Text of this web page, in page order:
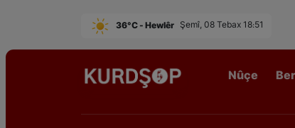
36°C - Hewlêr Şemî, 08 Tebax 18:51
Nûçe